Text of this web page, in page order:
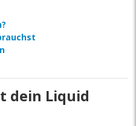
dein Liquid